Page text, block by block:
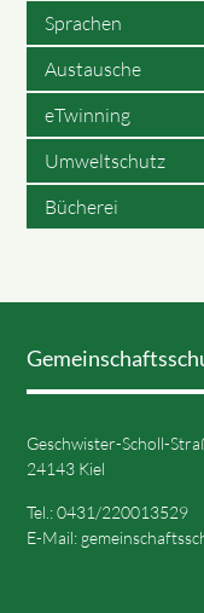
Sprachen
Austausche
eTwinning
Umweltschutz
Bücherei
Geschwister-Scholl-
24143 Kiel
Tel.: 0431/220013529
E-Mail: